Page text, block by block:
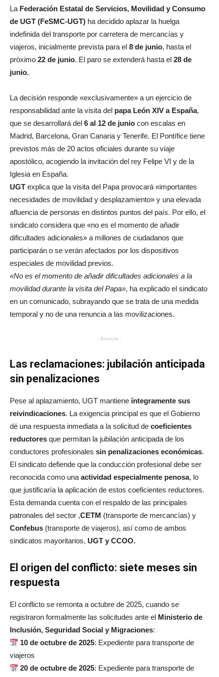
La Federación Estatal de Servicios, Movilidad y Consumo
de UGT (FeSMC-UGT) ha decidido aplazar la huelga
indefinida del transporte por carretera de mercancías y
viajeros, inicialmente prevista para el 8 de junio, hasta el
próximo 22 de junio. El paro se extenderá hasta el 28 de
junio.
La decisión responde «exclusivamente» a un ejercicio de
responsabilidad ante la visita del papa León XIV a España,
que se desarrollará del 6 al 12 de junio con escalas en
Madrid, Barcelona, Gran Canaria y Tenerife. El Pontífice tiene
previstos más de 20 actos oficiales durante su viaje
apostólico, acogiendo la invitación del rey Felipe VI y de la
Iglesia en España.
UGT explica que la visita del Papa provocará «importantes
necesidades de movilidad y desplazamiento» y una elevada
afluencia de personas en distintos puntos del país. Por ello, el
sindicato considera que «no es el momento de añadir
dificultades adicionales» a millones de ciudadanos que
participarán o se verán afectados por los dispositivos
especiales de movilidad previos.
«No es el momento de añadir dificultades adicionales a la
movilidad durante la visita del Papa», ha explicado el sindicato
en un comunicado, subrayando que se trata de una medida
temporal y no de una renuncia a las movilizaciones.
- Anuncio -
Las reclamaciones: jubilación anticipada
sin penalizaciones
Pese al aplazamiento, UGT mantiene íntegramente sus
reivindicaciones. La exigencia principal es que el Gobierno
dé una respuesta inmediata a la solicitud de coeficientes
reductores que permitan la jubilación anticipada de los
conductores profesionales sin penalizaciones económicas.
El sindicato defiende que la conducción profesional debe ser
reconocida como una actividad especialmente penosa, lo
que justificaría la aplicación de estos coeficientes reductores.
Esta demanda cuenta con el respaldo de las principales
patronales del sector ,CETM (transporte de mercancías) y
Confebus (transporte de viajeros), así como de ambos
sindicatos mayoritarios, UGT y CCOO.
El origen del conflicto: siete meses sin
respuesta
El conflicto se remonta a octubre de 2025, cuando se
registraron formalmente las solicitudes ante el Ministerio de
Inclusión, Seguridad Social y Migraciones:
10 de octubre de 2025: Expediente para transporte de
viajeros
20 de octubre de 2025: Expediente para transporte de